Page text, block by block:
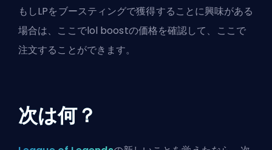
もしLPをブースティングで獲得することに興味がある
場合は、 ここでlol boostの価格を確認して、ここで
注文することができます。
次は何？